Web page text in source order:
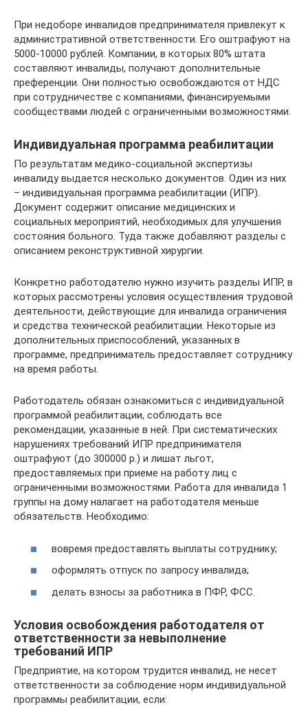
При недоборе инвалидов предпринимателя привлекут к
административной ответственности. Его оштрафуют на
5000-10000 рублей. Компании, в которых 80% штата
составляют инвалиды, получают дополнительные
преференции. Они полностью освобождаются от НДС
при сотрудничестве с компаниями, финансируемыми
сообществами людей с ограниченными возможностями.
Индивидуальная программа реабилитации
По результатам медико-социальной экспертизы
инвалиду выдается несколько документов. Один из них
– индивидуальная программа реабилитации (ИПР).
Документ содержит описание медицинских и
социальных мероприятий, необходимых для улучшения
состояния больного. Туда также добавляют разделы с
описанием реконструктивной хирургии.
Конкретно работодателю нужно изучить разделы ИПР, в
которых рассмотрены условия осуществления трудовой
деятельности, действующие для инвалида ограничения
и средства технической реабилитации. Некоторые из
дополнительных приспособлений, указанных в
программе, предприниматель предоставляет сотруднику
на время работы.
Работодатель обязан ознакомиться с индивидуальной
программой реабилитации, соблюдать все
рекомендации, указанные в ней. При систематических
нарушениях требований ИПР предпринимателя
оштрафуют (до 300000 р.) и лишат льгот,
предоставляемых при приеме на работу лиц с
ограниченными возможностями. Работа для инвалида 1
группы на дому налагает на работодателя меньше
обязательств. Необходимо:
вовремя предоставлять выплаты сотруднику;
оформлять отпуск по запросу инвалида;
делать взносы за работника в ПФР, ФСС.
Условия освобождения работодателя от
ответственности за невыполнение
требований ИПР
Предприятие, на котором трудится инвалид, не несет
ответственности за соблюдение норм индивидуальной
программы реабилитации, если: